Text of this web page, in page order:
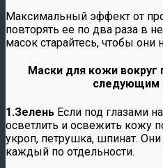
Максимальный эффект от
повторять ее по два раза в
масок старайтесь, чтобы они
Маски для кожи
следующим
1.Зелень Если под глазами
осветлить и освежить кожу
укроп, петрушка, шпинат.
каждый по отдельности.